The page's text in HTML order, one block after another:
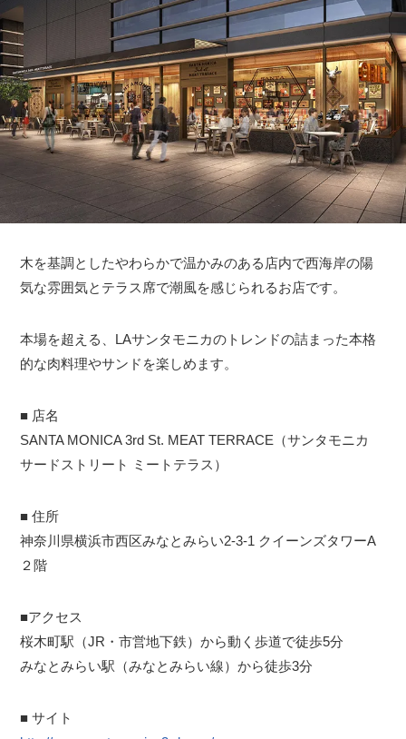
木を基調としたやわらかで温かみのある店内で西海岸の陽
気な雰囲気とテラス席で潮風を感じられるお店です。
本場を超える、LAサンタモニカのトレンドの詰まった本格
的な肉料理やサンドを楽しめます。
■ 店名
SANTA MONICA 3rd St. MEAT TERRACE（サンタモニカ
サードストリート ミートテラス）
■ 住所
神奈川県横浜市西区みなとみらい2-3-1 クイーンズタワーA
２階
■アクセス
桜木町駅（JR・市営地下鉄）から動く歩道で徒歩5分
みなとみらい駅（みなとみらい線）から徒歩3分
■ サイト